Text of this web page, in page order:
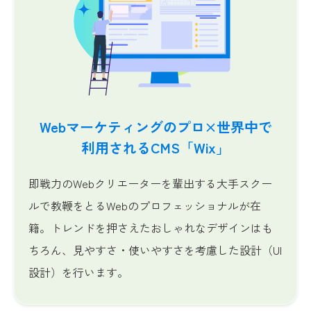
Webマーケティングのプロ×世界中で
利用されるCMS「Wix」
即戦力のWebクリエーターを輩出する大手スクー
ルで教鞭をとるWebのプロフェッショナルが在
籍。トレンドを押さえたおしゃれなデザインはも
ちろん、見やすさ・使いやすさを考慮した設計（UI
設計）を行います。